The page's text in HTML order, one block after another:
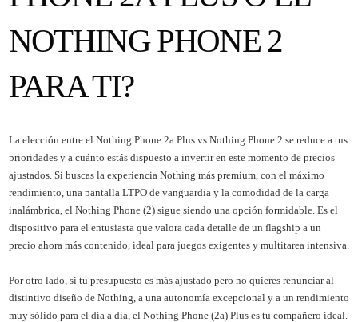
NOTHING PHONE 2
PARA TI?
La elección entre el Nothing Phone 2a Plus vs Nothing Phone 2 se reduce a tus
prioridades y a cuánto estás dispuesto a invertir en este momento de precios
ajustados. Si buscas la experiencia Nothing más premium, con el máximo
rendimiento, una pantalla LTPO de vanguardia y la comodidad de la carga
inalámbrica, el Nothing Phone (2) sigue siendo una opción formidable. Es el
dispositivo para el entusiasta que valora cada detalle de un flagship a un
precio ahora más contenido, ideal para juegos exigentes y multitarea intensiva.
Por otro lado, si tu presupuesto es más ajustado pero no quieres renunciar al
distintivo diseño de Nothing, a una autonomía excepcional y a un rendimiento
muy sólido para el día a día, el Nothing Phone (2a) Plus es tu compañero ideal.